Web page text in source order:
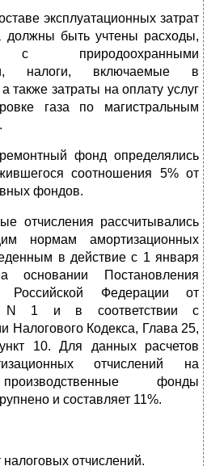
эксплуатационных затрат
должны быть учтены расходы,
с природоохранными
налоги, включаемые в
также затраты на оплату услуг
газа по магистральным
фонд определялись
соотношения 5% от
фондов.
отчисления рассчитывались
нормам амортизационных
в действие с 1 января
основании Постановления
Российской Федерации от
N 1 и в соответствии с
Налогового Кодекса, Глава 25,
10. Для данных расчетов
отчислений на
фонды
и составляет 11%.
налоговых отчислений.